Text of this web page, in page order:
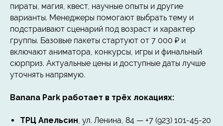
пираты, магия, квест, научные опыты и другие
варианты. Менеджеры помогают выбрать тему и
подстраивают сценарий под возраст и характер
группы. Базовые пакеты стартуют от 7 000 ₽ и
включают аниматора, конкурсы, игры и финальный
сюрприз. Актуальные цены и доступные даты лучше
уточнять напрямую.
Banana Park работает в трёх локациях:
ТРЦ Апельсин , ул. Ленина, 84 — +7 (923) 101-45-20